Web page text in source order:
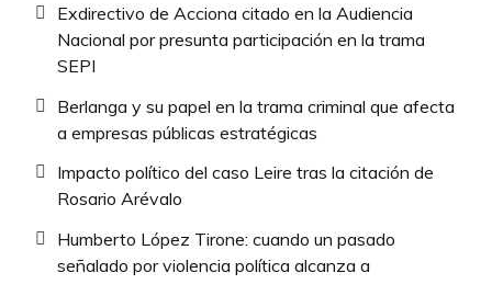
Exdirectivo de Acciona citado en la Audiencia
Nacional por presunta participación en la trama
SEPI
Berlanga y su papel en la trama criminal que afecta
a empresas públicas estratégicas
Impacto político del caso Leire tras la citación de
Rosario Arévalo
Humberto López Tirone: cuando un pasado
señalado por violencia política alcanza a